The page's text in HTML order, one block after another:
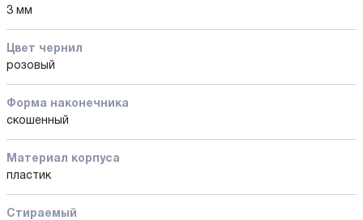
3 мм
Цвет чернил
розовый
Форма наконечника
скошенный
Материал корпуса
пластик
Стираемый